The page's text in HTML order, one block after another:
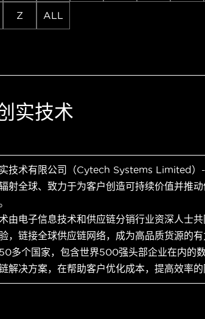
Z ALL
实技术
技术有限公司（Cytech Systems Limited）
射全球、致力于为客户创造可持续价值并推
由电子信息技术和供应链分销行业资深人士
，链接全球供应链网络，成为高品质货源的
多个国家，包含世界500强头部企业在内的
解决方案，在帮助客户优化成本，提高效率